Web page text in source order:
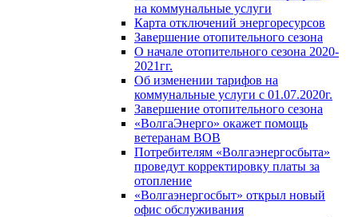
на коммунальные услуги
Карта отключений энергоресурсов
Завершение отопительного сезона
О начале отопительного сезона 2020-
2021гг.
Об изменении тарифов на
коммунальные услуги с 01.07.2020г.
Завершение отопительного сезона
«ВолгаЭнерго» окажет помощь
ветеранам ВОВ
Потребителям «Волгаэнергосбыта»
проведут корректировку платы за
отопление
«Волгаэнергосбыт» открыл новый
офис обслуживания